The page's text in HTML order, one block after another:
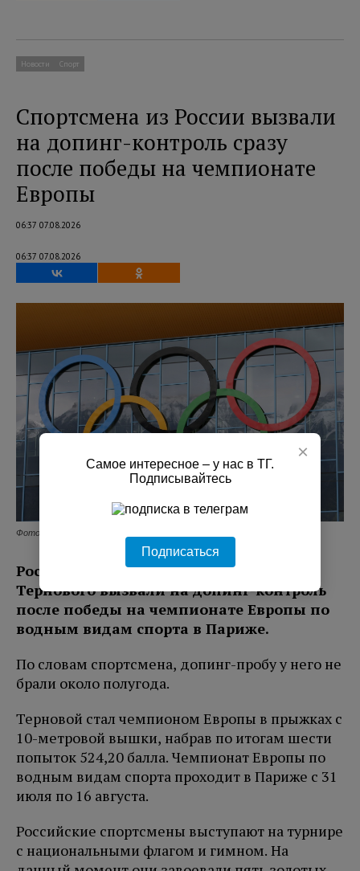
Новости Спорт
Спортсмена из России вызвали
на допинг-контроль сразу
после победы на чемпионате
Европы
06:37 07.08.2026
06:37 07.08.2026
Фото: pxhere.com
Российского прыгуна в воду Руслана
Тернового вызвали на допинг-контроль
после победы на чемпионате Европы по
водным видам спорта в Париже.
По словам спортсмена, допинг-пробу у него не
брали около полугода.
Терновой стал чемпионом Европы в прыжках с
10-метровой вышки, набрав по итогам шести
попыток 524,20 балла. Чемпионат Европы по
водным видам спорта проходит в Париже с 31
июля по 16 августа.
Российские спортсмены выступают на турнире
с национальными флагом и гимном. На
×
Самое интересное – у нас в ТГ.
Подписывайтесь
Подписаться